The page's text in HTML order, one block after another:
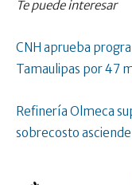
Te puede interesar
CNH aprueba
Tamaulipas por 47
Refinería Olmeca
sobrecosto